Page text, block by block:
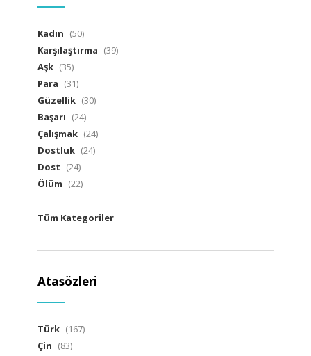
Kadın (50)
Karşılaştırma (39)
Aşk (35)
Para (31)
Güzellik (30)
Başarı (24)
Çalışmak (24)
Dostluk (24)
Dost (24)
Ölüm (22)
Tüm Kategoriler
Atasözleri
Türk (167)
Çin (83)